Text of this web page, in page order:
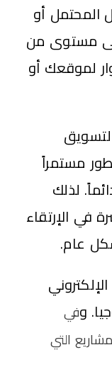
أو
مستوى من
لموقعك أو
مستمراً
لذلك
في الإرتقاء
عام.
وفي
التي